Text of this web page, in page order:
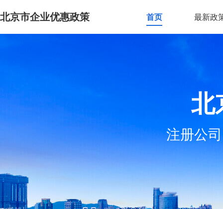
北京市企业优惠政策 首页 最新政
北
注册公